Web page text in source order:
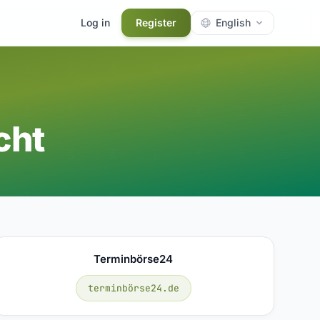
Log in Register English
Terminbörse24
terminbörse24.de